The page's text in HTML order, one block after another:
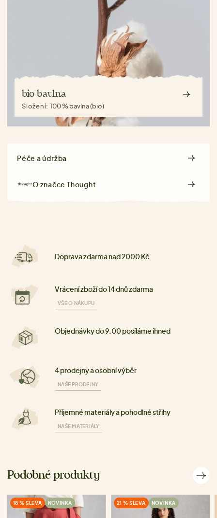
bio bavlna
Složení:100 % bavlna (bio)
Péče a údržba
O značceThought
Doprava zdarma nad 2000 Kč
Vrácení zboží do 14 dnů zdarma
VŠE O NÁKUPU
Objednávky do 9:00 posíláme ihned
4 prodejny a osobní výběr
NAŠE PRODEJNY
Příjemné materiály a pohodlné střihy
NAŠE MATERIÁLY
Podobné produkty
18 % SLEVA NOVINKA 21 % SLEVA NOVINKA